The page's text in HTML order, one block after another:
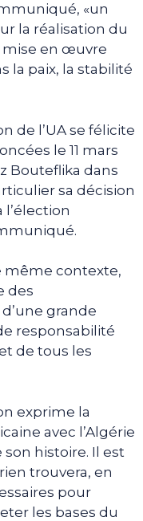
«un
la réalisation du
mise en œuvre
la paix, la stabilité
de l’UA se félicite
le 11 mars
Bouteflika dans
sa décision
l’élection
même contexte,
des
grande
responsabilité
de tous les
exprime la
avec l’Algérie
histoire. Il est
trouvera, en
pour
les bases du